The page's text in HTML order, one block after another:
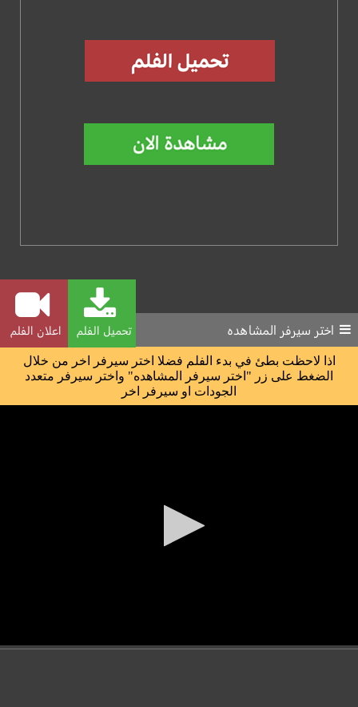
تحميل الفلم اعلان الفلم اختر سيرفر المشاهده
اذا لاحظت بطئ في بدء الفلم فضلا اختر سيرفر اخر من خلال
الضغط على زر "اختر سيرفر المشاهده" واختر سيرفر متعدد
الجودات او سيرفر اخر